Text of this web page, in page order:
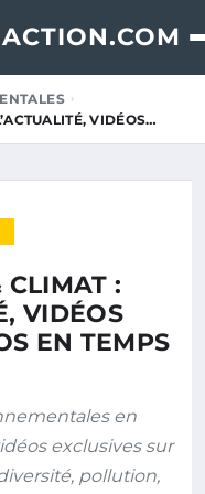
VIDÉOS…
CLIMAT :
VIDÉOS
EN TEMPS
en
exclusives sur
pollution,